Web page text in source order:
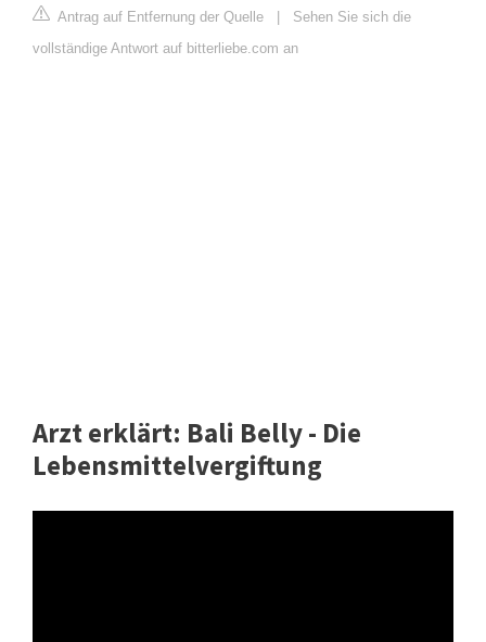
Antrag auf Entfernung der Quelle
Sehen Sie sich die
vollständige Antwort auf bitterliebe.com an
Arzt erklärt: Bali Belly - Die
Lebensmittelvergiftung